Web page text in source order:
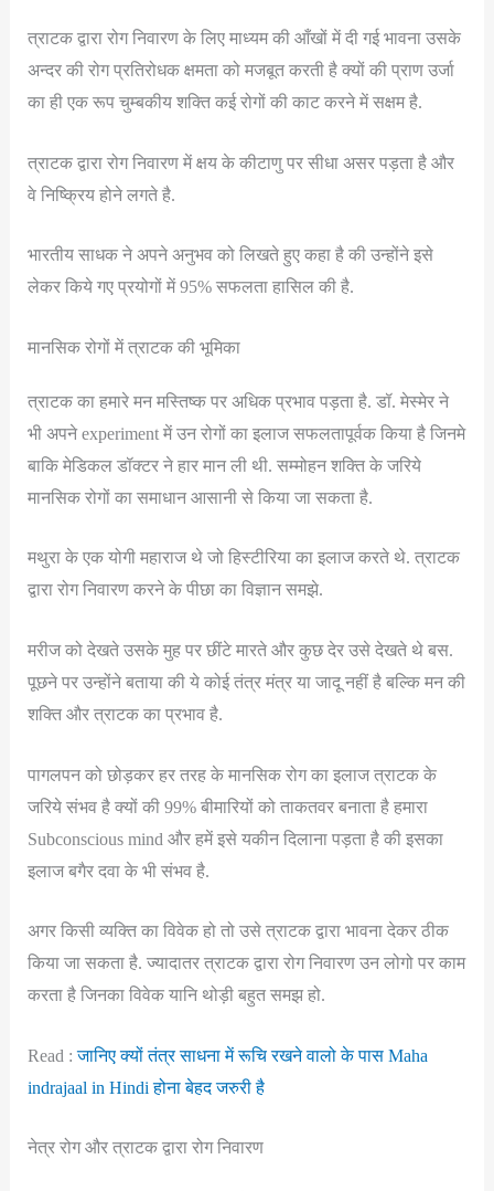
त्राटक द्वारा रोग निवारण के लिए माध्यम की आँखों में दी गई भावना उसके
अन्दर की रोग प्रतिरोधक क्षमता को मजबूत करती है क्यों की प्राण उर्जा
का ही एक रूप चुम्बकीय शक्ति कई रोगों की काट करने में सक्षम है.
त्राटक द्वारा रोग निवारण में क्षय के कीटाणु पर सीधा असर पड़ता है और
वे निष्क्रिय होने लगते है.
भारतीय साधक ने अपने अनुभव को लिखते हुए कहा है की उन्होंने इसे
लेकर किये गए प्रयोगों में 95% सफलता हासिल की है.
मानसिक रोगों में त्राटक की भूमिका
त्राटक का हमारे मन मस्तिष्क पर अधिक प्रभाव पड़ता है. डॉ. मेस्मेर ने
भी अपने experiment में उन रोगों का इलाज सफलतापूर्वक किया है जिनमे
बाकि मेडिकल डॉक्टर ने हार मान ली थी. सम्मोहन शक्ति के जरिये
मानसिक रोगों का समाधान आसानी से किया जा सकता है.
मथुरा के एक योगी महाराज थे जो हिस्टीरिया का इलाज करते थे. त्राटक
द्वारा रोग निवारण करने के पीछा का विज्ञान समझे.
मरीज को देखते उसके मुह पर छींटे मारते और कुछ देर उसे देखते थे बस.
पूछने पर उन्होंने बताया की ये कोई तंत्र मंत्र या जादू नहीं है बल्कि मन की
शक्ति और त्राटक का प्रभाव है.
पागलपन को छोड़कर हर तरह के मानसिक रोग का इलाज त्राटक के
जरिये संभव है क्यों की 99% बीमारियों को ताकतवर बनाता है हमारा
Subconscious mind और हमें इसे यकीन दिलाना पड़ता है की इसका
इलाज बगैर दवा के भी संभव है.
अगर किसी व्यक्ति का विवेक हो तो उसे त्राटक द्वारा भावना देकर ठीक
किया जा सकता है. ज्यादातर त्राटक द्वारा रोग निवारण उन लोगो पर काम
करता है जिनका विवेक यानि थोड़ी बहुत समझ हो.
Read :जानिए क्यों तंत्र साधना में रूचि रखने वालो के पास Maha
indrajaal in Hindi होना बेहद जरुरी है
नेत्र रोग और त्राटक द्वारा रोग निवारण